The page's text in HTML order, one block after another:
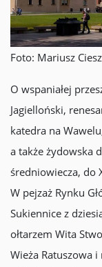
Foto: Mariusz
O wspaniałej
Jagielloński,
katedra na
a także żydowska
średniowiecza, do
W pejzaż Rynku
Sukiennice z
ołtarzem Wita
Wieża Ratuszowa